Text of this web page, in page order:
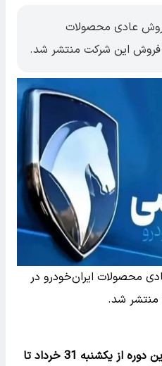
عادی محصولات
فروش این شرکت منتشر شد.
محصولات ایران‌خودرو در
شد.
به گزارش بانک اول منتخبین این دوره از یکشنبه 31 خرداد تا